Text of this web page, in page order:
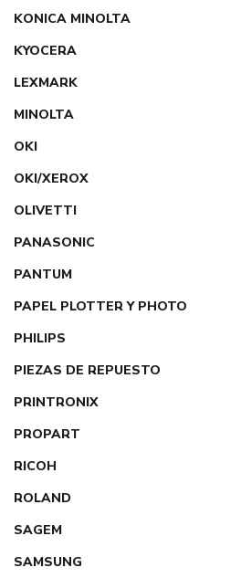
KONICA MINOLTA
KYOCERA
LEXMARK
MINOLTA
OKI
OKI/XEROX
OLIVETTI
PANASONIC
PANTUM
PAPEL PLOTTER Y PHOTO
PHILIPS
PIEZAS DE REPUESTO
PRINTRONIX
PROPART
RICOH
ROLAND
SAGEM
SAMSUNG